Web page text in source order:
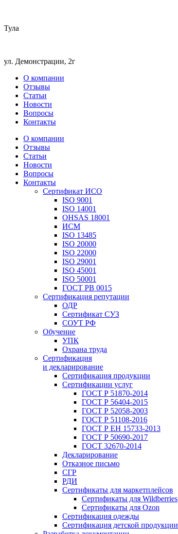
Тула
ул. Демонстрации, 2г
О компании
Отзывы
Статьи
Новости
Вопросы
Контакты
О компании
Отзывы
Статьи
Новости
Вопросы
Контакты
Сертификат ИСО
ISO 9001
ISO 14001
OHSAS 18001
ИСМ
ISO 13485
ISO 20000
ISO 22000
ISO 29001
ISO 45001
ISO 50001
ГОСТ РВ 0015
Сертификация репутации
ОДР
Сертификат СУЗ
СОУТ РФ
Обучение
УПК
Охрана труда
Сертификация
и декларирование
Сертификация продукции
Сертификации услуг
ГОСТ Р 51870-2014
ГОСТ Р 56404-2015
ГОСТ Р 52058-2003
ГОСТ Р 51108-2016
ГОСТ Р ЕН 15733-2013
ГОСТ Р 50690-2017
ГОСТ 32670-2014
Декларирование
Отказное письмо
СГР
РДИ
Сертификаты для маркетплейсов
Сертификаты для Wildberries
Сертификаты для Ozon
Сертификация одежды
Сертификация детской продукции